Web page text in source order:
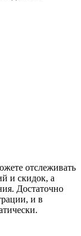
отслеживать
и скидок, а
Достаточно
и в